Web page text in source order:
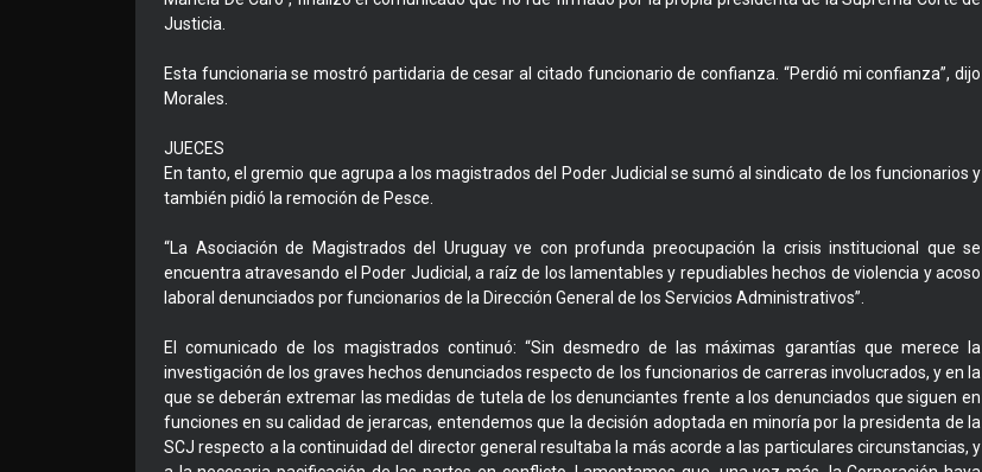
Justicia.
Esta funcionaria se mostró partidaria de cesar al citado funcionario de confianza. “Perdió mi confianza”, dijo
Morales.
JUECES
En tanto, el gremio que agrupa a los magistrados del Poder Judicial se sumó al sindicato de los funcionarios y
también pidió la remoción de Pesce.
“La Asociación de Magistrados del Uruguay ve con profunda preocupación la crisis institucional que se
encuentra atravesando el Poder Judicial, a raíz de los lamentables y repudiables hechos de violencia y acoso
laboral denunciados por funcionarios de la Dirección General de los Servicios Administrativos”.
El comunicado de los magistrados continuó: “Sin desmedro de las máximas garantías que merece la
investigación de los graves hechos denunciados respecto de los funcionarios de carreras involucrados, y en la
que se deberán extremar las medidas de tutela de los denunciantes frente a los denunciados que siguen en
funciones en su calidad de jerarcas, entendemos que la decisión adoptada en minoría por la presidenta de la
SCJ respecto a la continuidad del director general resultaba la más acorde a las particulares circunstancias, y